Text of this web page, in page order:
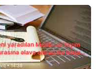
yaradılan Media və Yayım
əlavə olaraq bu hüquq
vəzifələr də verilib
• 14:38